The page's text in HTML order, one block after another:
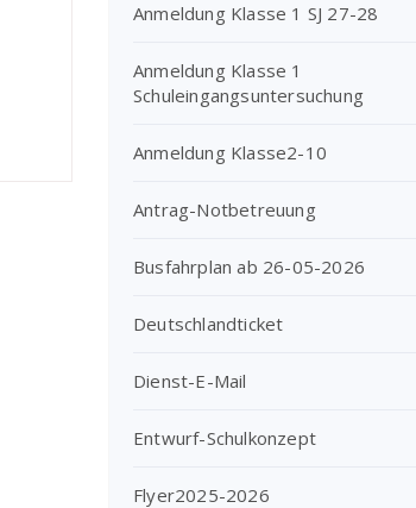
Anmeldung Klasse 1 SJ 27-28
Anmeldung Klasse 1
Schuleingangsuntersuchung
Anmeldung Klasse2-10
Antrag-Notbetreuung
Busfahrplan ab 26-05-2026
Deutschlandticket
Dienst-E-Mail
Entwurf-Schulkonzept
Flyer2025-2026